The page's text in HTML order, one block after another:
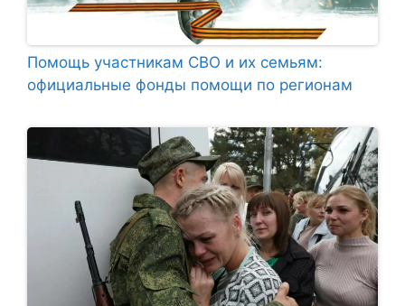
Помощь участникам СВО и их семьям:
официальные фонды помощи по регионам